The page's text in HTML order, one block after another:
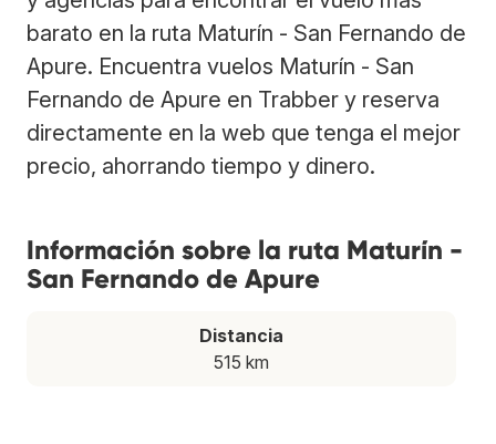
barato en la ruta Maturín - San Fernando de
Apure. Encuentra vuelos Maturín - San
Fernando de Apure en Trabber y reserva
directamente en la web que tenga el mejor
precio, ahorrando tiempo y dinero.
Información sobre la ruta Maturín -
San Fernando de Apure
Distancia
515 km